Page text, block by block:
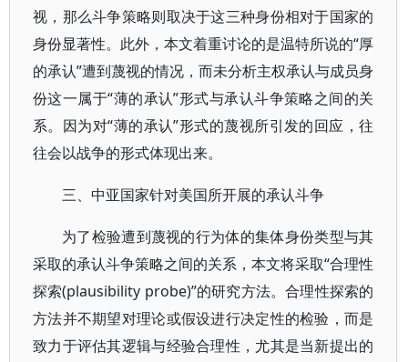
视，那么斗争策略则取决于这三种身份相对于国家的
身份显著性。此外，本文着重讨论的是温特所说的“厚
的承认”遭到蔑视的情况，而未分析主权承认与成员身
份这一属于“薄的承认”形式与承认斗争策略之间的关
系。因为对“薄的承认”形式的蔑视所引发的回应，往
往会以战争的形式体现出来。
三、中亚国家针对美国所开展的承认斗争
为了检验遭到蔑视的行为体的集体身份类型与其
采取的承认斗争策略之间的关系，本文将采取“合理性
探索(plausibility probe)”的研究方法。合理性探索的
方法并不期望对理论或假设进行决定性的检验，而是
致力于评估其逻辑与经验合理性，尤其是当新提出的